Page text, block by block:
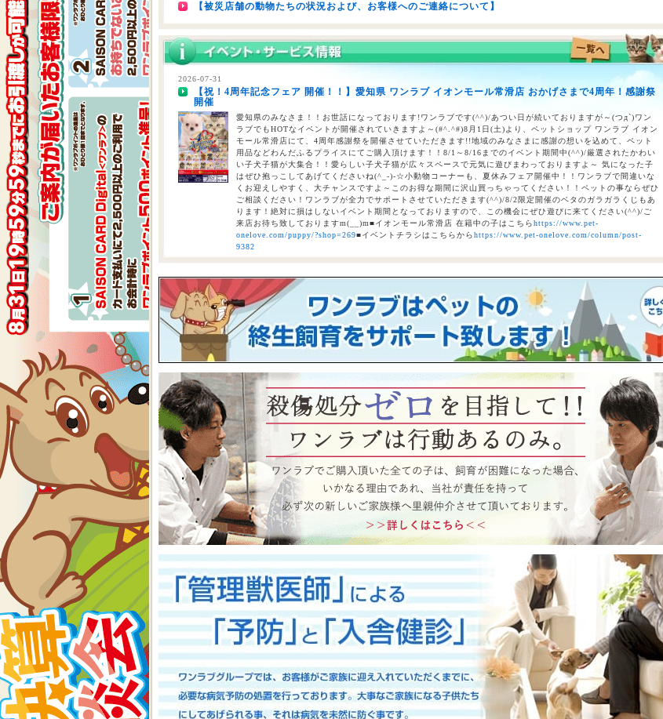
【被災店舗の動物たちの状況および、お客様へのご連絡について】
2026-07-29
熊本県を中心とする地震について
2026-07-28
【重要】熊本地震に伴う臨時休業のお知らせ（合志店・光の森店・西熊本店・はません店・宇土店）
2026-07-31
【祝！4周年記念フェア 開催！！】愛知県 ワンラブ イオンモール常滑店 おかげさまで4周年！感謝祭
開催
愛知県のみなさま！！お世話になっております!ワンラブです(^^)/あつい日が続いておりますが～(つд`)ワン
ラブでもHOTなイベントが開催されていきますよ～(#^.^#)8月1日(土)より、ペットショップ ワンラブ イオン
モール常滑店にて、4周年感謝祭を開催させていただきます!!地域のみなさまに感謝の想いを込めて、ペット
用品などわんだふるプライスにてご購入頂けます！！8/1～8/16までのイベント期間中(^^)/厳選されたかわい
い子犬子猫が大集合！！愛らしい子犬子猫が広々スペースで元気に遊びまわっておりますよ～ 気になった子
はぜひ抱っこしてあげてくださいね(^_-)-☆小動物コーナーも、夏休みフェア開催中！！ワンラブで間違いな
くお迎えしやすく、大チャンスですよ～このお得な期間に沢山買っちゃってください！！ペットの事ならぜひ
ご相談ください！ワンラブが全力でサポートさせていただきます(^^)/8/2限定開催のベタのガラガラくじもあ
ります！絶対に損はしないイベント期間となっておりますので、この機会にぜひ遊びに来てください(^^)/ご
来店お待ち致しておりますm(__)m■イオンモール常滑店 在籍中の子はこちらhttps://www.pet-
onelove.com/puppy/?shop=269■イベントチラシはこちらからhttps://www.pet-onelove.com/column/post-
9382
2026-07-31
【2026年 大決算商談会 第2弾開催！！】ワンラブ総決算 22周年祭｜大決算商談会開幕！！ 8/31お引渡
しまで
ペットショップ ワンラブ 本気の大決算商談会！！ ワンラブ看板店舗にて、ポイントプレゼントキャンペー
ンがスタート！！ 2026年8月1日にLINE配信されておりますクーポンを2,500円以上のお会計時にご利用頂
くと、ワンラブポイントをプレゼント！！まだ会員アプリをご利用中でない方は、店頭で会員アプリを取得頂
くとクーポンが配信されますので、最寄店舗にてぜひご確認ください！！※ワンラブ看板店舗が対象※ 小動
くださいね イベント内容はこちら
https://www.pet-onelove.com/column/post-9344/
2026-07-24
【大決算2026開催！！】香川県 ワンラブ イオンタウン宇多津店＆ゆめタウン三豊店 一年で一番お得な
大決算フェア開催中！！7/25～8/9まで｜ワンラブグループ
香川県のみなさま、お世話になっております！！7月25日(土)より、ペットショップ ワンラブ イオンタウン宇
多津店、ゆめタウン三豊店合同にて、大決算フェアを開催させていただきます！！7/25～8/9までのイベント
期間中(^^)/厳選されたかわいい子犬子猫が大集合！！今年もぜひ遊びに来てください(^^)/ペット用品も専門
店として、品揃え豊富に取り揃えで、わんだふるプライスとなっております♪愛らしい子犬子猫が広々スペー
スで元気に遊びまわっておりますよ～ 気になった子はぜひ抱っこしてあげてくださいね(^_-)-☆一年で一番！
お迎えのチャンスですよ～このお得な期間に沢山買っちゃってください！！ペットの事ならぜひご相談くださ
い！ワンラブが全力でサポートさせていただきます(^^)/改めまして、地域の皆様に愛されるペットショップ
としてスタッフ一同頑張ってまいりますm(__)m ■ゆめタウン三豊店 在籍中の子はこちら https://www.pet-
2026-07-17
【Meet Your New Family Fes 開催！！】長野県 ワンラブ アリオ上田店 動物大集合イベント開催！！
7/18～8/2まで｜ワンラブグループ
長野のみなさま！！お世話になっております!ワンラブです(^^)/暑い日も多くなってまいりましたね 熱中症に
は注意しましょう！！ワンラブでもHOTなイベントが開催されていきますよ～(#^.^#)7月18日(土)より、ペッ
トショップ ワンラブ アリオ上田店にて、ペットイベントを開催させていただきます！！地域のみなさまに感
謝の想いを込めて、ペット用品などわんだふるプライスにてご購入頂けます！！7/18～8/2までのイベント期
間中(^^)/厳選されたかわいい子犬子猫が大集合！！愛らしい子犬子猫が広々スペースで元気に遊びまわって
おりますよ～ 気になった子はぜひ抱っこしてあげてくださいね(^_-)-☆大決算商談会も開催されておりますの
で、ワンラブで間違いなくお迎えしやすく、大チャンスですよ～このお得な期間に沢山買っちゃってくださ